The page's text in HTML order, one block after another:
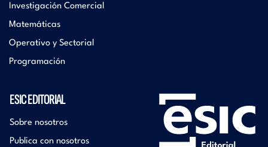
Investigación Comercial
Matemáticas
Operativo y Sectorial
Programación
ESIC EDITORIAL
Sobre nosotros
Publica con nosotros